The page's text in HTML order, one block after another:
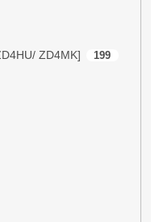
ZD4MK] 199